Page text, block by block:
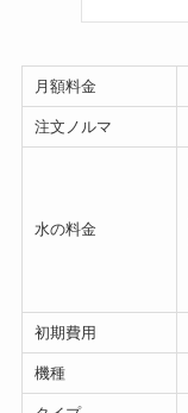
月額料金
注文ノルマ
水の料金
初期費用
機種